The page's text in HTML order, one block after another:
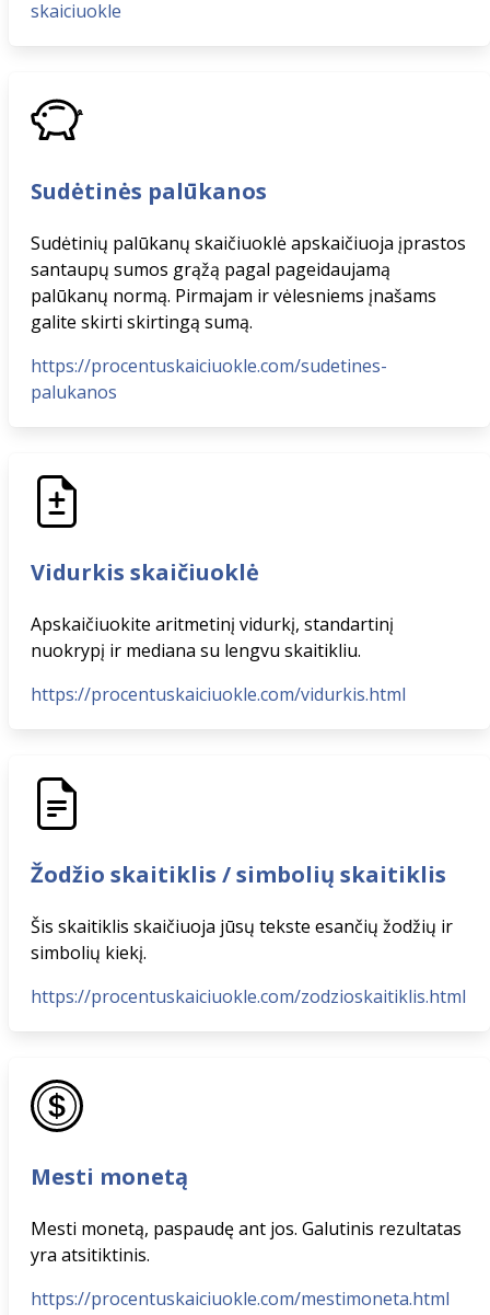
skaiciuokle
Sudėtinės palūkanos
Sudėtinių palūkanų skaičiuoklė apskaičiuoja įprastos
santaupų sumos grąžą pagal pageidaujamą
palūkanų normą. Pirmajam ir vėlesniems įnašams
galite skirti skirtingą sumą.
https://procentuskaiciuokle.com/sudetines-
palukanos
Vidurkis skaičiuoklė
Apskaičiuokite aritmetinį vidurkį, standartinį
nuokrypį ir mediana su lengvu skaitikliu.
https://procentuskaiciuokle.com/vidurkis.html
Žodžio skaitiklis / simbolių skaitiklis
Šis skaitiklis skaičiuoja jūsų tekste esančių žodžių ir
simbolių kiekį.
https://procentuskaiciuokle.com/zodzioskaitiklis.html
Mesti monetą
Mesti monetą, paspaudę ant jos. Galutinis rezultatas
yra atsitiktinis.
https://procentuskaiciuokle.com/mestimoneta.html